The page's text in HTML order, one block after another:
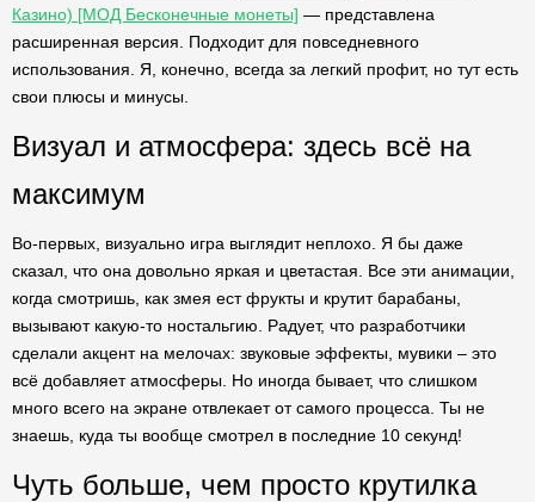
Казино) [МОД Бесконечные монеты] — представлена
расширенная версия. Подходит для повседневного
использования. Я, конечно, всегда за легкий профит, но тут есть
свои плюсы и минусы.
Визуал и атмосфера: здесь всё на
максимум
Во-первых, визуально игра выглядит неплохо. Я бы даже
сказал, что она довольно яркая и цветастая. Все эти анимации,
когда смотришь, как змея ест фрукты и крутит барабаны,
вызывают какую-то ностальгию. Радует, что разработчики
сделали акцент на мелочах: звуковые эффекты, мувики – это
всё добавляет атмосферы. Но иногда бывает, что слишком
много всего на экране отвлекает от самого процесса. Ты не
знаешь, куда ты вообще смотрел в последние 10 секунд!
Чуть больше, чем просто крутилка